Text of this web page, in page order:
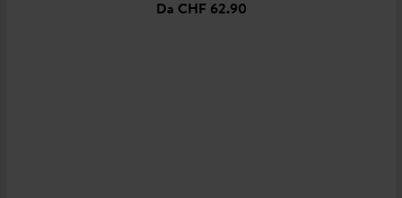
Da CHF 62.90